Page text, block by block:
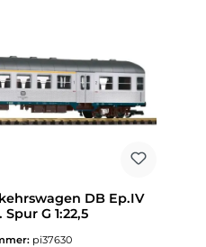
DB Ep.IV
G 1:22,5
pi37630